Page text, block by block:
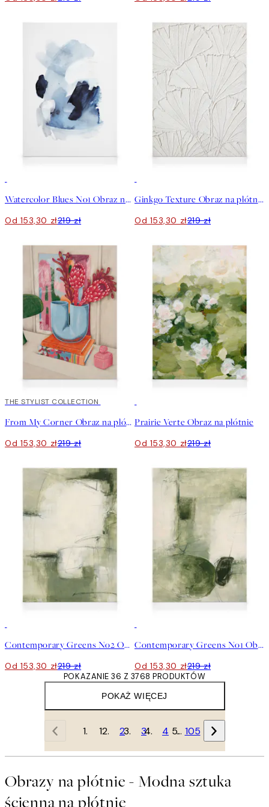
Watercolor Blues No1 Obraz na płótnie
Od 153,30 zł219 zł
Ginkgo Texture Obraz na płótnie
Od 153,30 zł219 zł
30%*
THE STYLIST COLLECTION
From My Corner Obraz na płótnie
Od 153,30 zł219 zł
Prairie Verte Obraz na płótnie
Od 153,30 zł219 zł
Contemporary Greens No2 Obraz na płótnie
Od 153,30 zł219 zł
Contemporary Greens No1 Obraz na płótnie
Od 153,30 zł219 zł
POKAŻ WIĘCEJ
POKAZANIE 36 Z 3768 PRODUKTÓW
1 2 3 4 … 105
Obrazy na płótnie - Modna sztuka
ścienna na płótnie